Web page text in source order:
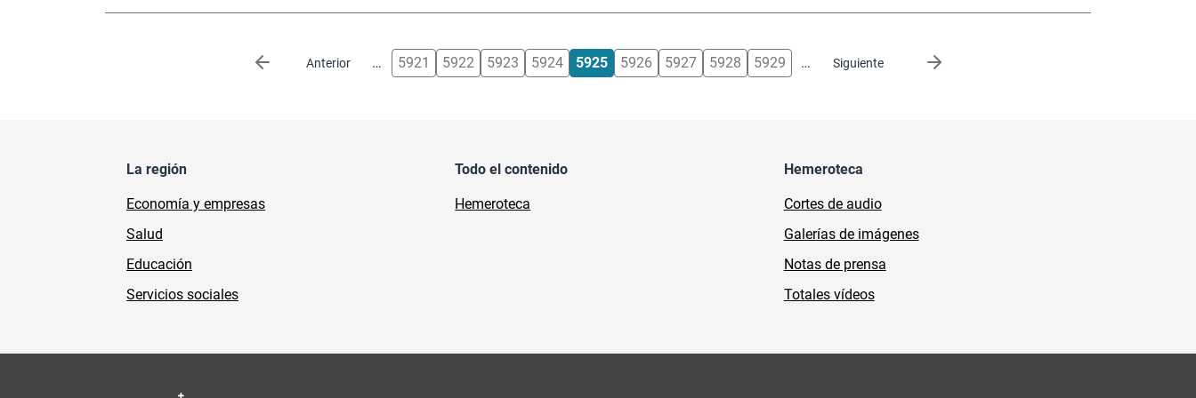
Anterior
Página anterior … 5921 5922 5923 5924 5925 5926 5927 5928 5929 … Siguiente
Siguiente página
La región
Economía y empresas
Salud
Educación
Servicios sociales
Todo el contenido
Hemeroteca
Hemeroteca
Cortes de audio
Galerías de imágenes
Notas de prensa
Totales vídeos